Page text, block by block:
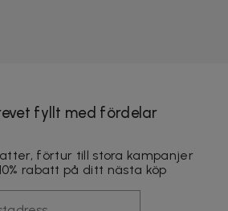
fyllt med fördelar
förtur till stora kampanjer
rabatt på ditt nästa köp